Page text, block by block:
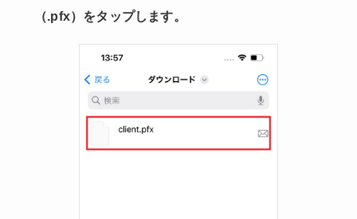
（.pfx）をタップします。